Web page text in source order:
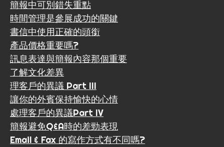
簡報中可別錯失重點
時間管理是參展成功的關鍵
書信中使用正確的頭銜
產品價格重要嗎?
訊息表達與簡報內容那個重要
了解文化差異
理客戶的異議 Part III
讓你的外賓保持愉快的心情
處理客戶的異議Part IV
簡報避免Q&A時的差勁表現
Email & Fax 的寫作方式有不同嗎?